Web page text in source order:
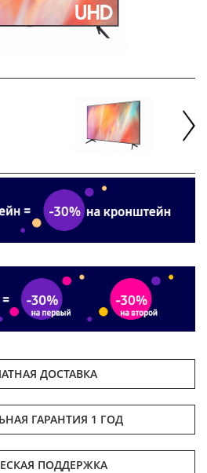
ДОСТАВКА
ГАРАНТИЯ 1 ГОД
ПОДДЕРЖКА